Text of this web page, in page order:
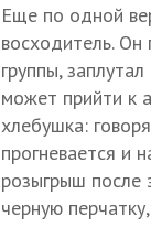
Еще по одной
восходитель.
группы,
может прийти к
хлебушка:
прогневается и
розыгрыш после
черную